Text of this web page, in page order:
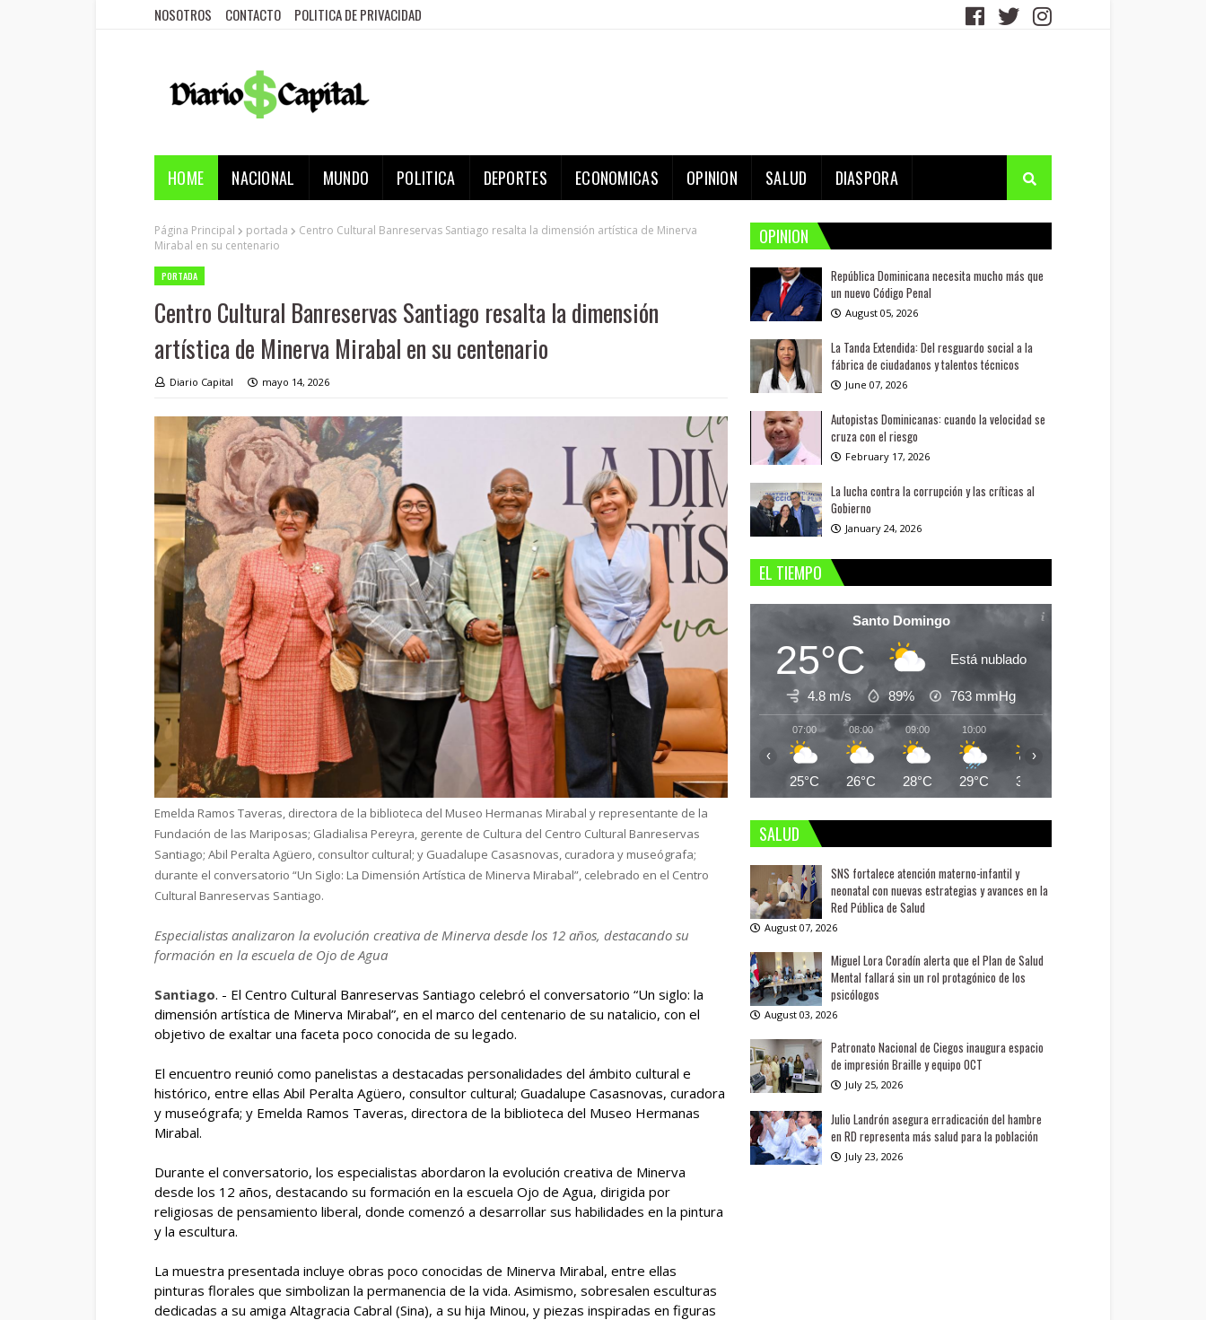
NOSOTROS CONTACTO POLITICA DE PRIVACIDAD
HOME NACIONAL MUNDO POLITICA DEPORTES ECONOMICAS OPINION SALUD DIASPORA
Página Principal portada
Centro Cultural Banreservas Santiago resalta la dimensión artística de Minerva
Mirabal en su centenario
PORTADA
Centro Cultural Banreservas Santiago resalta la dimensión
artística de Minerva Mirabal en su centenario
Diario Capital mayo 14, 2026
Emelda Ramos Taveras, directora de la biblioteca del Museo Hermanas Mirabal y representante de la
Fundación de las Mariposas; Gladialisa Pereyra, gerente de Cultura del Centro Cultural Banreservas
Santiago; Abil Peralta Agüero, consultor cultural; y Guadalupe Casasnovas, curadora y museógrafa;
durante el conversatorio “Un Siglo: La Dimensión Artística de Minerva Mirabal”, celebrado en el Centro
Cultural Banreservas Santiago.
Especialistas analizaron la evolución creativa de Minerva desde los 12 años, destacando su
formación en la escuela de Ojo de Agua
Santiago. - El Centro Cultural Banreservas Santiago celebró el conversatorio “Un siglo: la
dimensión artística de Minerva Mirabal”, en el marco del centenario de su natalicio, con el
objetivo de exaltar una faceta poco conocida de su legado.
El encuentro reunió como panelistas a destacadas personalidades del ámbito cultural e
histórico, entre ellas Abil Peralta Agüero, consultor cultural; Guadalupe Casasnovas, curadora
y museógrafa; y Emelda Ramos Taveras, directora de la biblioteca del Museo Hermanas
Mirabal.
Durante el conversatorio, los especialistas abordaron la evolución creativa de Minerva
desde los 12 años, destacando su formación en la escuela Ojo de Agua, dirigida por
religiosas de pensamiento liberal, donde comenzó a desarrollar sus habilidades en la pintura
y la escultura.
La muestra presentada incluye obras poco conocidas de Minerva Mirabal, entre ellas
pinturas florales que simbolizan la permanencia de la vida. Asimismo, sobresalen esculturas
dedicadas a su amiga Altagracia Cabral (Sina), a su hija Minou, y piezas inspiradas en figuras
OPINION
República Dominicana necesita mucho más que
un nuevo Código Penal
August 05, 2026
La Tanda Extendida: Del resguardo social a la
fábrica de ciudadanos y talentos técnicos
June 07, 2026
Autopistas Dominicanas: cuando la velocidad se
cruza con el riesgo
February 17, 2026
La lucha contra la corrupción y las críticas al
Gobierno
January 24, 2026
EL TIEMPO
Santo Domingo
25°C Está nublado
4.8 m/s 89% 763 mmHg
07:00
25°C
08:00
26°C
09:00
28°C
10:00
29°C 30°C
‹ ›
SALUD
SNS fortalece atención materno-infantil y
neonatal con nuevas estrategias y avances en la
Red Pública de Salud
August 07, 2026
Miguel Lora Coradín alerta que el Plan de Salud
Mental fallará sin un rol protagónico de los
psicólogos
August 03, 2026
Patronato Nacional de Ciegos inaugura espacio
de impresión Braille y equipo OCT
July 25, 2026
Julio Landrón asegura erradicación del hambre
en RD representa más salud para la población
July 23, 2026